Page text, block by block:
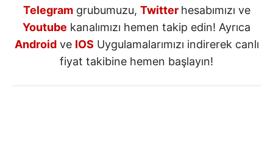
Telegramgrubumuzu, Twitter hesabımızı ve
Youtube kanalımızı hemen takip edin! Ayrıca
Androidve IOS Uygulamalarımızı indirerek canlı
fiyat takibine hemen başlayın!